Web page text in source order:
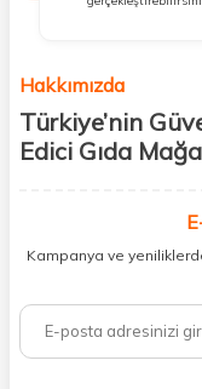
Hakkımızda
Türkiye’nin
Edici Gıda
kişisel bakım hem de
buluşturuyoruz. Artık
ihtiyacınız olan her şeyi
%100 orijinal kozmetik
vücudunuzu desteklemek
Kampanya ve